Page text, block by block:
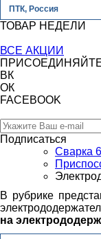
ПТК, Россия
ТОВАР НЕДЕЛИ
ВСЕ АКЦИИ
ВК
ОК
FACEBOOK
Подписаться
Сварка
В рубрике
на